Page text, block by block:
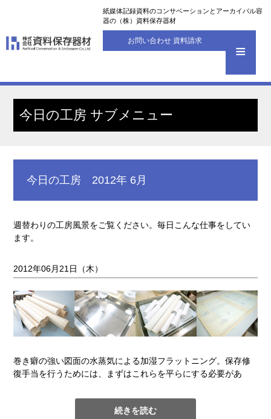
紙媒体記録資料のコンサベーションとアーカイバル容
器の（株）資料保存器材
お問い合わせ 資料請求
今日の工房 サブメニュー
今日の工房 2012年 6月
週替わりの工房風景をご覧ください。毎日こんな仕事をしてい
ます。
2012年06月21日（木）
巻き癖の強い図面の水蒸気による加湿フラットニング。保存修
復手当を行うためには、まずはこれらを平らにする必要があ
て網を置き、資料を入れたら蓋をかぶせて加湿する。この方法
で、ある程度の量をまとめて処置する事ができる。
続きを読む